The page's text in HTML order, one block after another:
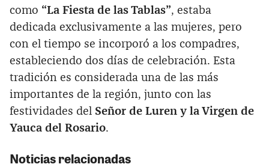
como “La Fiesta de las Tablas”, estaba
dedicada exclusivamente a las mujeres, pero
con el tiempo se incorporó a los compadres,
estableciendo dos días de celebración. Esta
tradición es considerada una de las más
importantes de la región, junto con las
festividades del Señor de Luren y la Virgen de
Yauca del Rosario.
Noticias relacionadas